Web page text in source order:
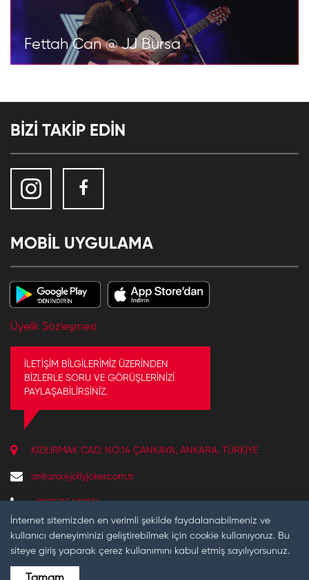
İnternet sitemizden en verimli şekilde faydalanabilmeniz ve
kullanıcı deneyiminizi geliştirebilmek için cookie kullanıyoruz. Bu
siteye giriş yaparak çerez kullanımını kabul etmiş sayılıyorsunuz.
Fettah Can @ JJ Bursa
BİZİ TAKİP EDİN
MOBİL UYGULAMA
Üyelik Sözleşmesi
İLETİŞİM BİLGİLERİMİZ ÜZERİNDEN
BİZLERLE SORU VE GÖRÜŞLERİNİZİ
PAYLAŞABİLİRSİNİZ.
KIZILIRMAK CAD. NO:14 ÇANKAYA, ANKARA, TÜRKIYE
ankara@jollyjoker.com.tr
+908505490126
REZERVASYON VE BILGI IÇIN ÇALIŞMA SAATLERIMIZ:
10:30 - 22:00